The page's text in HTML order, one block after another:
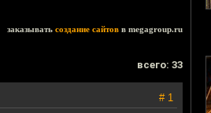
заказывать создание сайтов в megagroup.ru
всего: 33
# 1